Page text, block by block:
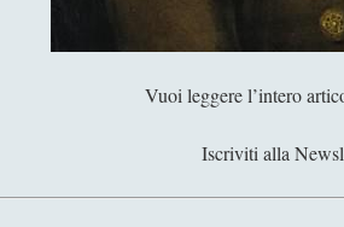
Vuoi leggere l’intero
Iscriviti alla